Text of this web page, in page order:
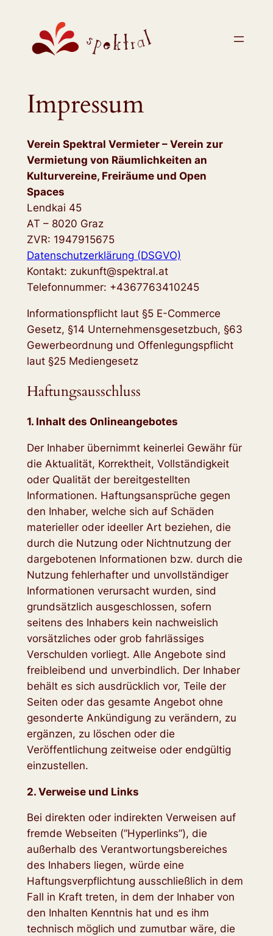
Impressum
Verein Spektral Vermieter – Verein zur
Vermietung von Räumlichkeiten an
Kulturvereine, Freiräume und Open
Spaces
Lendkai 45
AT – 8020 Graz
ZVR: 1947915675
Datenschutzerklärung (DSGVO)
Kontakt: zukunft@spektral.at
Telefonnummer: +4367763410245
Informationspflicht laut §5 E-Commerce
Gesetz, §14 Unternehmensgesetzbuch, §63
Gewerbeordnung und Offenlegungspflicht
laut §25 Mediengesetz
Haftungsausschluss
1. Inhalt des Onlineangebotes
Der Inhaber übernimmt keinerlei Gewähr für
die Aktualität, Korrektheit, Vollständigkeit
oder Qualität der bereitgestellten
Informationen. Haftungsansprüche gegen
den Inhaber, welche sich auf Schäden
materieller oder ideeller Art beziehen, die
durch die Nutzung oder Nichtnutzung der
dargebotenen Informationen bzw. durch die
Nutzung fehlerhafter und unvollständiger
Informationen verursacht wurden, sind
grundsätzlich ausgeschlossen, sofern
seitens des Inhabers kein nachweislich
vorsätzliches oder grob fahrlässiges
Verschulden vorliegt. Alle Angebote sind
freibleibend und unverbindlich. Der Inhaber
behält es sich ausdrücklich vor, Teile der
Seiten oder das gesamte Angebot ohne
gesonderte Ankündigung zu verändern, zu
ergänzen, zu löschen oder die
Veröffentlichung zeitweise oder endgültig
einzustellen.
2. Verweise und Links
Bei direkten oder indirekten Verweisen auf
fremde Webseiten (”Hyperlinks”), die
außerhalb des Verantwortungsbereiches
des Inhabers liegen, würde eine
Haftungsverpflichtung ausschließlich in dem
Fall in Kraft treten, in dem der Inhaber von
den Inhalten Kenntnis hat und es ihm
technisch möglich und zumutbar wäre, die